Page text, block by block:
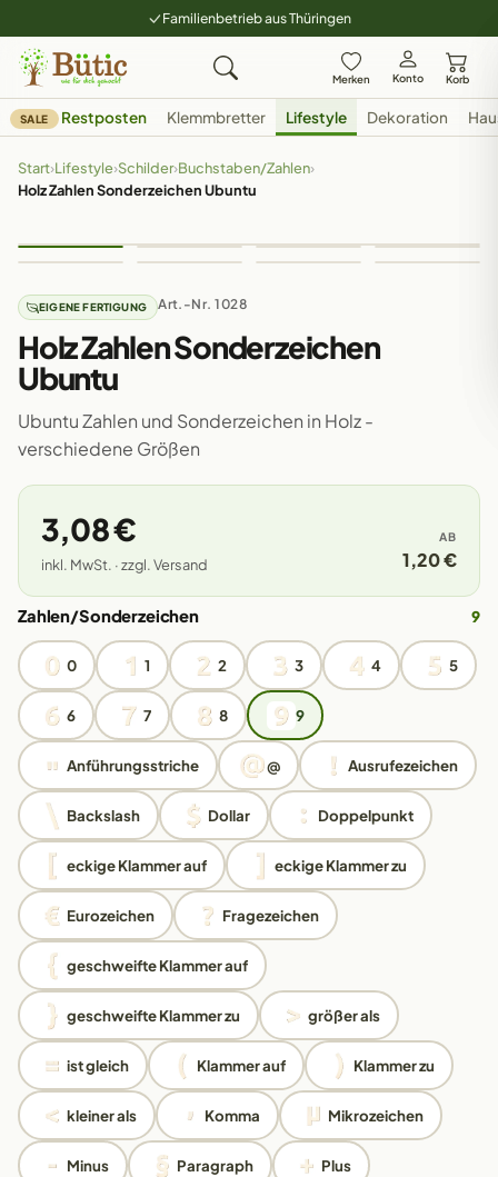
Familienbetrieb aus Thüringen
Merken Konto Korb
SALE Restposten Klemmbretter Lifestyle Dekoration
Start›Lifestyle›Schilder›Buchstaben/Zahlen›
Holz Zahlen Sonderzeichen Ubuntu
EIGENE FERTIGUNG Art.-Nr. 1028
Holz Zahlen Sonderzeichen
Ubuntu
Ubuntu Zahlen und Sonderzeichen in Holz -
verschiedene Größen
3,08 €
inkl. MwSt. · zzgl. Versand
AB
1,20 €
Zahlen/Sonderzeichen 9
0 1 2 3 4 5
6 7 8 9
Anführungsstriche @ Ausrufezeichen
Backslash Dollar Doppelpunkt
eckige Klammer auf eckige Klammer zu
Eurozeichen Fragezeichen
geschweifte Klammer auf
geschweifte Klammer zu größer als
ist gleich Klammer auf Klammer zu
kleiner als Komma Mikrozeichen
Minus Paragraph Plus